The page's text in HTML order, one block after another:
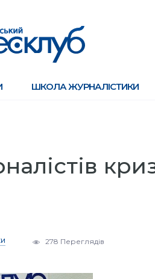
ШКОЛА ЖУРНАЛІСТИКИ
278 Переглядів